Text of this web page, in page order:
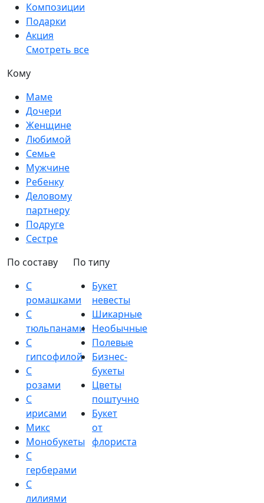
Композиции
Подарки
Акция
Смотреть все
Кому
Маме
Дочери
Женщине
Любимой
Семье
Мужчине
Ребенку
Деловому
партнеру
Подруге
Сестре
По составу
С
ромашками
С
тюльпанами
С
гипсофилой
С
розами
С
ирисами
Микс
Монобукеты
С
герберами
С
лилиями
По типу
Букет
невесты
Шикарные
Необычные
Полевые
Бизнес-
букеты
Цветы
поштучно
Букет
от
флориста